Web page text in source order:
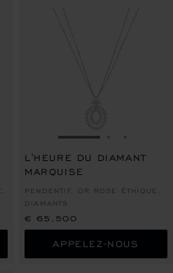
1
LA DIAPOSITIVE 2
À LA DIAPOSITIVE 3
ALLER À LA
L'HEURE DU DIAMANT
MARQUISE
PENDENTIF, OR ROSE ÉTHIQUE,
DIAMANTS
€ 65,500
APPELEZ-NOUS